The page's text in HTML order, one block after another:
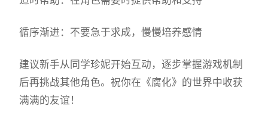
循序渐进：不要急于求成，慢慢培养感情
建议新手从同学珍妮开始互动，逐步掌握游戏机制
后再挑战其他角色。祝你在《腐化》的世界中收获
满满的友谊！